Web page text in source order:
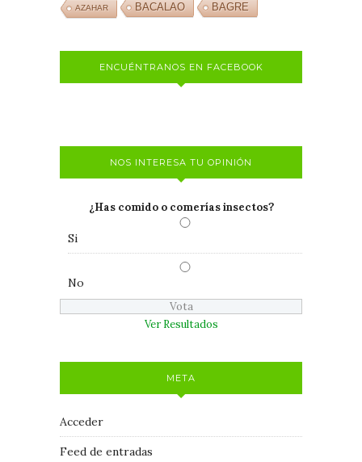
AZAHAR BACALAO BAGRE
ENCUÉNTRANOS EN FACEBOOK
NOS INTERESA TU OPINIÓN
¿Has comido o comerías insectos?
Si
No
Ver Resultados
META
Acceder
Feed de entradas